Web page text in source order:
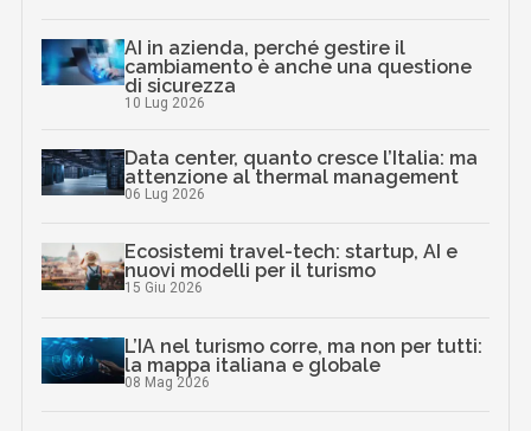
AI in azienda, perché gestire il
cambiamento è anche una questione
di sicurezza
10 Lug 2026
Data center, quanto cresce l’Italia: ma
attenzione al thermal management
06 Lug 2026
Ecosistemi travel-tech: startup, AI e
nuovi modelli per il turismo
15 Giu 2026
L’IA nel turismo corre, ma non per tutti:
la mappa italiana e globale
08 Mag 2026